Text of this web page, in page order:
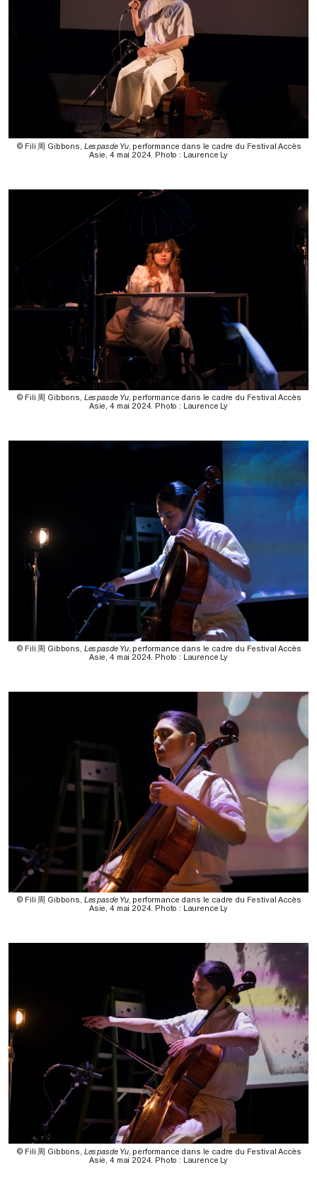
© Fili 周 Gibbons, Les pas de Yu, performance dans le cadre du Festival Accès
Asie, 4 mai 2024. Photo : Laurence Ly
© Fili 周 Gibbons, Les pas de Yu, performance dans le cadre du Festival Accès
Asie, 4 mai 2024. Photo : Laurence Ly
© Fili 周 Gibbons, Les pas de Yu, performance dans le cadre du Festival Accès
Asie, 4 mai 2024. Photo : Laurence Ly
© Fili 周 Gibbons, Les pas de Yu, performance dans le cadre du Festival Accès
Asie, 4 mai 2024. Photo : Laurence Ly
© Fili 周 Gibbons, Les pas de Yu, performance dans le cadre du Festival Accès
Asie, 4 mai 2024. Photo : Laurence Ly